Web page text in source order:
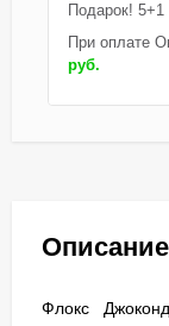
Подарок! 5+1
При оплате
руб.
Описание
Флокс